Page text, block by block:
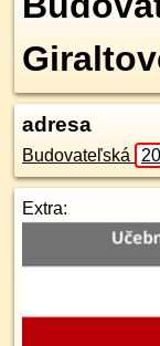
adresa
Budovateľská 20
Extra: